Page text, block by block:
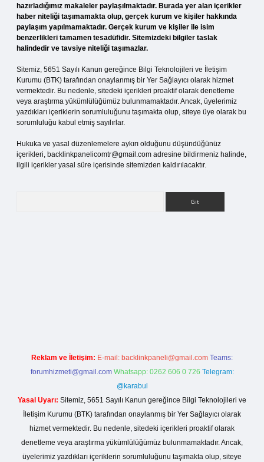
hazırladığımız makaleler paylaşılmaktadır. Burada yer alan içerikler
haber niteliği taşımamakta olup, gerçek kurum ve kişiler hakkında
paylaşım yapılmamaktadır. Gerçek kurum ve kişiler ile isim
benzerlikleri tamamen tesadüfidir. Sitemizdeki bilgiler taslak
halindedir ve tavsiye niteliği taşımazlar.
Sitemiz, 5651 Sayılı Kanun gereğince Bilgi Teknolojileri ve İletişim
Kurumu (BTK) tarafından onaylanmış bir Yer Sağlayıcı olarak hizmet
vermektedir. Bu nedenle, sitedeki içerikleri proaktif olarak denetleme
veya araştırma yükümlülüğümüz bulunmamaktadır. Ancak, üyelerimiz
yazdıkları içeriklerin sorumluluğunu taşımakta olup, siteye üye olarak bu
sorumluluğu kabul etmiş sayılırlar.
Hukuka ve yasal düzenlemelere aykırı olduğunu düşündüğünüz
içerikleri, backlinkpanelicomtr@gmail.com adresine bildirmeniz halinde,
ilgili içerikler yasal süre içerisinde sitemizden kaldırılacaktır.
Reklam ve İletişim: E-mail: backlinkpaneli@gmail.com Teams:
forumhizmeti@gmail.com Whatsapp: 0262 606 0 726 Telegram:
@karabul
Yasal Uyarı: Sitemiz, 5651 Sayılı Kanun gereğince Bilgi Teknolojileri ve
İletişim Kurumu (BTK) tarafından onaylanmış bir Yer Sağlayıcı olarak
hizmet vermektedir. Bu nedenle, sitedeki içerikleri proaktif olarak
denetleme veya araştırma yükümlülüğümüz bulunmamaktadır. Ancak,
üyelerimiz yazdıkları içeriklerin sorumluluğunu taşımakta olup, siteye